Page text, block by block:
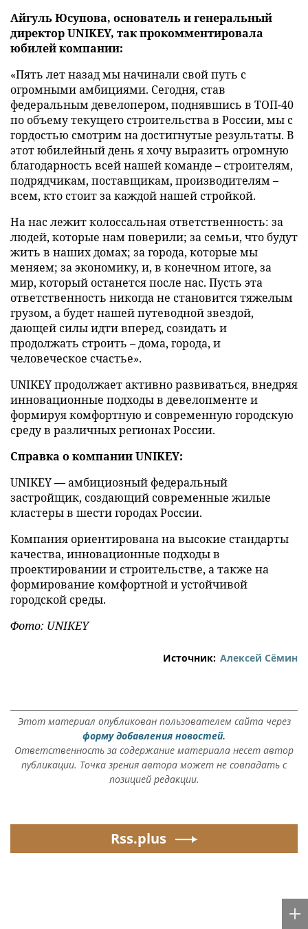
Айгуль Юсупова, основатель и генеральный
директор UNIKEY, так прокомментировала
юбилей компании:
«Пять лет назад мы начинали свой путь с
огромными амбициями. Сегодня, став
федеральным девелопером, поднявшись в ТОП-40
по объему текущего строительства в России, мы с
гордостью смотрим на достигнутые результаты. В
этот юбилейный день я хочу выразить огромную
благодарность всей нашей команде – строителям,
подрядчикам, поставщикам, производителям –
всем, кто стоит за каждой нашей стройкой.
На нас лежит колоссальная ответственность: за
людей, которые нам поверили; за семьи, что будут
жить в наших домах; за города, которые мы
меняем; за экономику, и, в конечном итоге, за
мир, который останется после нас. Пусть эта
ответственность никогда не становится тяжелым
грузом, а будет нашей путеводной звездой,
дающей силы идти вперед, созидать и
продолжать строить – дома, города, и
человеческое счастье».
UNIKEY продолжает активно развиваться, внедряя
инновационные подходы в девелопменте и
формируя комфортную и современную городскую
среду в различных регионах России.
Справка о компании UNIKEY:
UNIKEY — амбициозный федеральный
застройщик, создающий современные жилые
кластеры в шести городах России.
Компания ориентирована на высокие стандарты
качества, инновационные подходы в
проектировании и строительстве, а также на
формирование комфортной и устойчивой
городской среды.
Фото: UNIKEY
Источник: Алексей Сёмин
Этот материал опубликован пользователем сайта через
форму добавления новостей.
Ответственность за содержание материала несет автор
публикации. Точка зрения автора может не совпадать с
позицией редакции.
Rss.plus